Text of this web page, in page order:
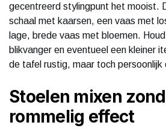
gecentreerd stylingpunt het mooist.
schaal met kaarsen, een vaas met
lage, brede vaas met bloemen.
blikvanger en eventueel een kleiner
de tafel rustig, maar toch persoonlijk
Stoelen mixen
rommelig effect